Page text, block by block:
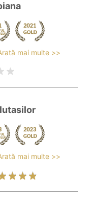
mai multe >>
mai multe >>